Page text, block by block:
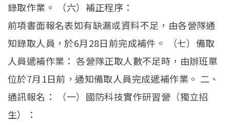
錄取作業。 （六）補正程序：
前項書面報名表如有缺漏或資料不足，由各營隊通
知錄取人員，於6月28日前完成補件。 （七）備取
人員遞補作業： 各營隊正取人數不足時，由辦班單
位於7月1日前，通知備取人員完成遞補作業。 二、
通訊報名： （一）國防科技實作研習營（獨立招
生）：